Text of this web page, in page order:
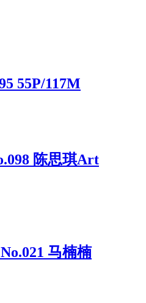
55P/117M
陈思琪Art
马楠楠